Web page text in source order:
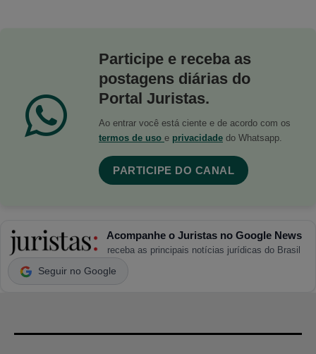
Participe e receba as
postagens diárias do
Portal Juristas.
Ao entrar você está ciente e de acordo com os
termos de uso e privacidade do Whatsapp.
PARTICIPE DO CANAL
Acompanhe o Juristas no Google News
receba as principais notícias jurídicas do Brasil
Seguir no Google